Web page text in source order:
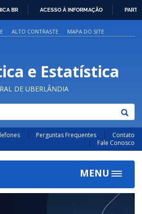
PARA
O
BR ACESSO À INFORMAÇÃO
ALTO CONTRASTE MAPA DO SITE
e Estatística
DE UBERLÂNDIA
Perguntas Frequentes
Contato
Fale Conosco
MENU
Toggle